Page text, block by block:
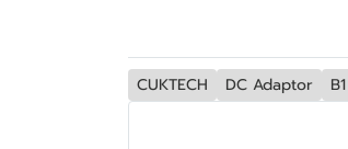
CUKTECH DC Adaptor B1